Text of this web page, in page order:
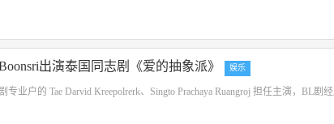
出演泰国同志剧《爱的抽象派》 娱乐
专业户的 Tae Darvid Kreepolrerk、Singto Prachaya Ruangroj 担任主演，BL剧